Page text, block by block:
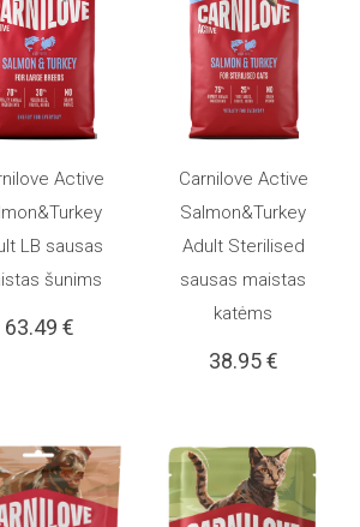
Active
LB sausas
šunims
63.49 €
Į KREPŠELĮ
Carnilove Active
Salmon&Turkey
Adult Sterilised
sausas maistas
katėms
38.95€